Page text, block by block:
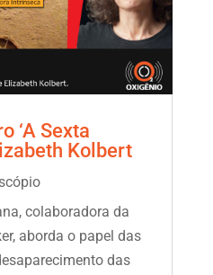
‘A Sexta
Kolbert
colaboradora da
aborda o papel das
das